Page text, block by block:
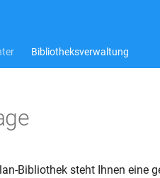
Bibliotheksverwaltung
Bibliothek steht Ihnen eine